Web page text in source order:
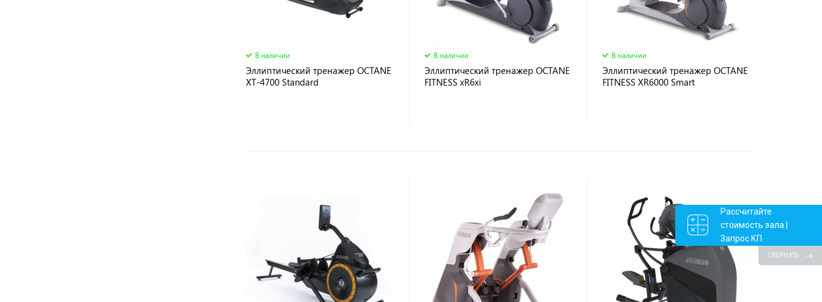
В наличии
Эллиптический тренажер OCTANE
XT-4700 Standard
В наличии
Эллиптический тренажер OCTANE
FITNESS xR6xi
В наличии
Эллиптический тренажер OCTANE
FITNESS XR6000 Smart
Рассчитайте
стоимость зала |
Запрос КП
СВЕРНУТЬ